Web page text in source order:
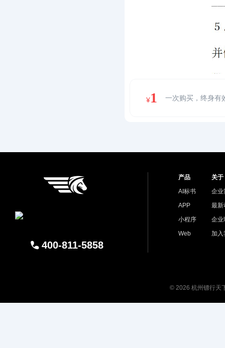
¥1 一次购买，终身有
400-811-5858
产品
AI标书
APP
小程序
Web
关于
企业
最新
企业
加入
© 2026 杭州镖行天